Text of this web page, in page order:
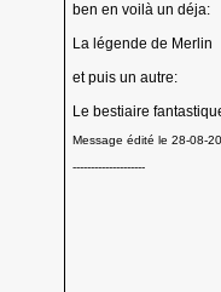
ben en voilà un déja:
La légende de Merlin
et puis un autre:
Le bestiaire
Message édité le 28-08-
--------------------